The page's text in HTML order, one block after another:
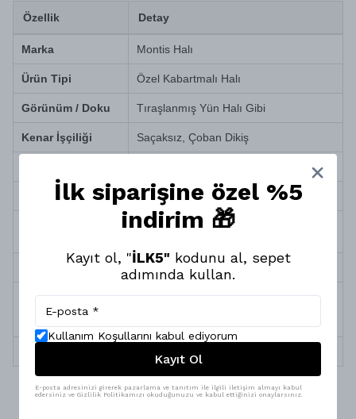
Özellik Detay
Marka Montis Halı
Ürün Tipi Özel Kabartmalı Halı
Görünüm / Doku Tıraşlanmış Yün Halı Gibi
Kenar İşçiliği Saçaksız, Çoban Dikiş
Sağlık ve Alerji Antialerjik (Toz ve tüy yapmaz)
Tam Uyumlu
Temizlik ve Bakım Silinerek kolay temizlenir
Üretim Özelliği
Doğa dostu iplik, yüksek/alçak efektli
10 İş Günü
İlk siparişine özel %5
indirim 🎁
Kayıt ol, "İLK5" kodunu al, sepet
adımında kullan.
Kullanım Koşullarını kabul ediyorum
Kayıt Ol
E-posta adresinizi girerek pazarlama ve tanıtım ile ilgili iletişim almayı kabul
edersiniz ve Gizlilik Politikamızı okuduğunuzu ve kabul ettiğinizi onaylarsınız.